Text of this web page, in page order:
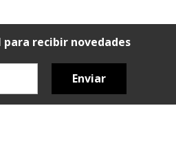
recibir novedades
Enviar